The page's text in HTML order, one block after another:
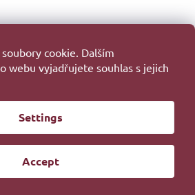
cookie. Dalším
webu vyjadřujete souhlas s jejich
Settings
Accept
Created by Shoptet
. All rights reserved.
byFilipesmedia 🧡